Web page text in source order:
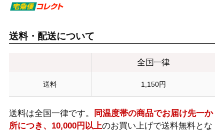
送料・配送について
全国一律
送料 1,150円
送料は全国一律です。
同温度帯の商品でお届け先一か
所につき、10,000円以上のお買い上げで送料無料とな